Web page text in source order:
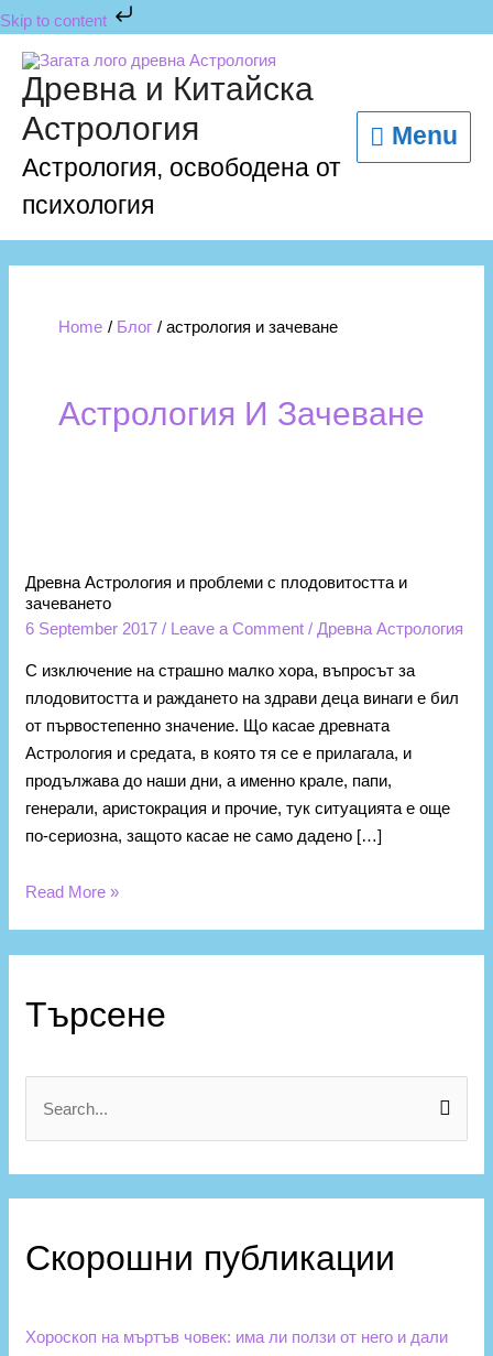
Skip to content
Skip
to
content
Древна и Китайска
Астрология
Астрология, освободена от
психология
Menu
Home Блог астрология и зачеване
Астрология И Зачеване
Древна Астрология и проблеми с плодовитостта и
зачеването
6 September 2017/ Leave a Comment / Древна Астрология
С изключение на страшно малко хора, въпросът за
плодовитостта и раждането на здрави деца винаги е бил
от първостепенно значение. Що касае древната
Астрология и средата, в която тя се е прилагала, и
продължава до наши дни, а именно крале, папи,
генерали, аристокрация и прочие, тук ситуацията е още
по-сериозна, защото касае не само дадено […]
и
проблеми
плодовитостта
и
зачеването
Read More »
Търсене
e
a
c
o
Скорошни публикации
Хороскоп на мъртъв човек: има ли ползи от него и дали
а
и